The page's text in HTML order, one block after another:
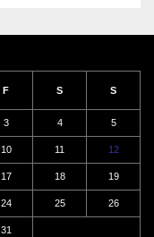
F S S
3 4 5
10 11 12
17 18 19
24 25 26
31